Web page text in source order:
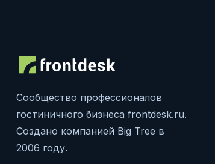
Сообщество профессионалов
гостиничного бизнеса frontdesk.ru.
Создано компанией Big Tree в
2006 году.